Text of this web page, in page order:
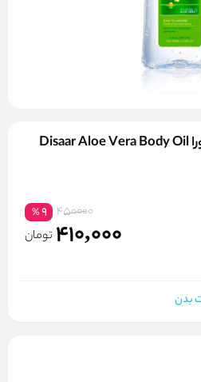
ژل روغن بدن دیزار حاوی آلورا Disaar Aloe Vera Body Oil
450000
9
%
410,000 تومان
بدن